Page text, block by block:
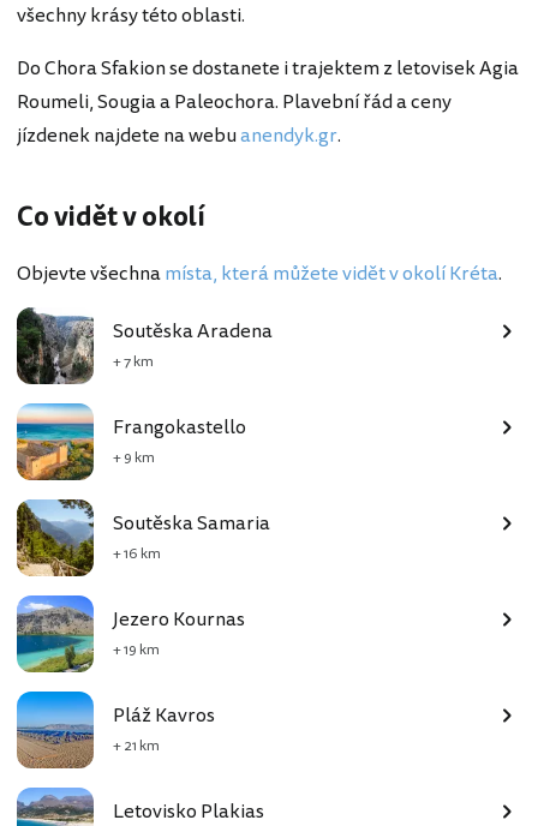
všechny krásy této oblasti.
Do Chora Sfakion se dostanete i trajektem z letovisek Agia
Roumeli, Sougia a Paleochora. Plavební řád a ceny
jízdenek najdete na webuanendyk.gr.
Co vidět v okolí
Objevte všechnamísta, která můžete vidět v okolí Kréta.
Soutěska Aradena
+ 7 km
Frangokastello
+ 9 km
Soutěska Samaria
+ 16 km
Jezero Kournas
+ 19 km
Pláž Kavros
+ 21 km
Letovisko Plakias